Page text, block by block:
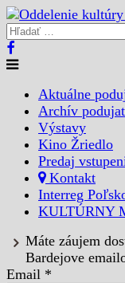
Aktuálne
Archív
Výstavy
Kino Žriedlo
Predaj
Kontakt
Interreg
KULTÚRNY
Máte záujem
Bardejove
Email *